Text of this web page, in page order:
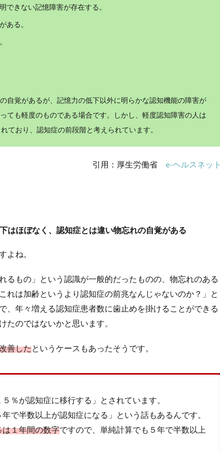
できない記憶障害が存在する。
ある。
自覚があるが、記憶力の低下以外に明らかな認知機能の障害が
ても軽度のものである場合です。しかし、軽度認知障害の人は
ており、認知症の前段階と考えられています。
引用：厚生労働省 e-ヘルスネット
はほぼなく、認知症とは違い物忘れの自覚がある
よね。
るもの」という認識が一般的だったものの、物忘れのある
れは加齢というより認知症の前兆なんじゃないのか？」と
、年々増える認知症患者数に歯止めを掛けることができる
のではないかと思います。
善したというケースもあったそうです。
％が認知症に移行する」とされています。
で半数以上が認知症になる」という話もあるんです。
１年間の数字ですので、単純計算でも５年で半数以上